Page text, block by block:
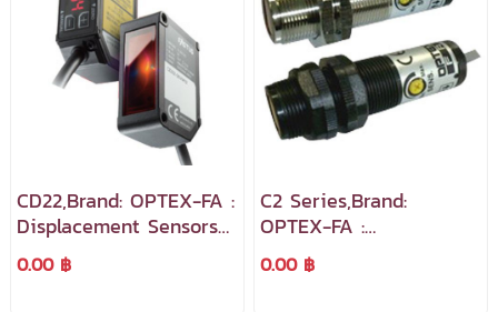
CD22,Brand: OPTEX-FA :
Displacement Sensors
เซ็นเซอร์ตรวจจับระยะทาง
และขนาดชิ้นงาน
0.00 ฿
C2 Series,Brand:
OPTEX-FA :
Photoelectric sensor
สวิตช์ตรวจจับด้วยลำแสง
0.00 ฿